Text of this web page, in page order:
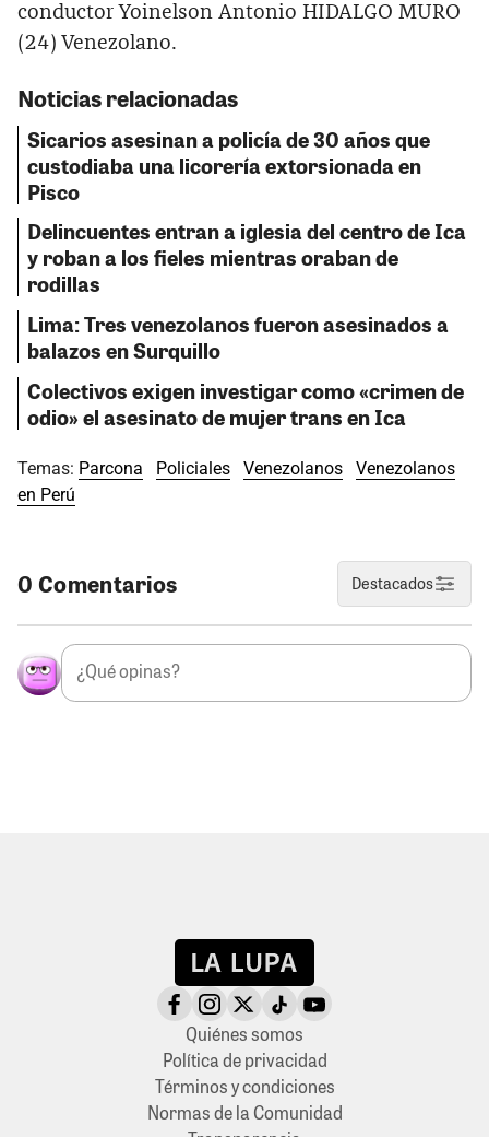
conductor Yoinelson Antonio HIDALGO MURO
(24) Venezolano.
Noticias relacionadas
Sicarios asesinan a policía de 30 años que
custodiaba una licorería extorsionada en
Pisco
Delincuentes entran a iglesia del centro de Ica
y roban a los fieles mientras oraban de
rodillas
Lima: Tres venezolanos fueron asesinados a
balazos en Surquillo
Colectivos exigen investigar como «crimen de
odio» el asesinato de mujer trans en Ica
Temas: Parcona Policiales Venezolanos
Venezolanos
en Perú
0 Comentarios Destacados
Quiénes somos
Política de privacidad
Términos y condiciones
Normas de la Comunidad